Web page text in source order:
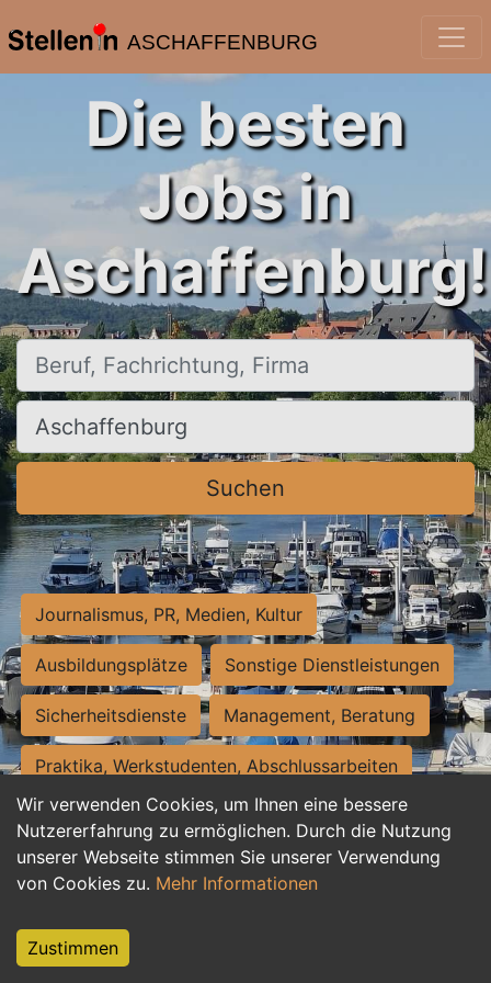
ASCHAFFENBURG
Wir verwenden Cookies, um Ihnen eine bessere
Nutzererfahrung zu ermöglichen. Durch die Nutzung
unserer Webseite stimmen Sie unserer Verwendung
von Cookies zu. Mehr Informationen
Zustimmen
Die besten
Jobs in
Aschaffenburg!
Beruf, Fachrichtung, Firma
Ort, Stadt
Suchen
Journalismus, PR, Medien, Kultur
Ausbildungsplätze Sonstige Dienstleistungen
Sicherheitsdienste Management, Beratung
Praktika, Werkstudenten, Abschlussarbeiten
Personalwesen Assistenz, Sekretariat
Hilfskräfte, Aushilfs- und Nebenjobs
Weiterbildung, Studium, duale Ausbildung